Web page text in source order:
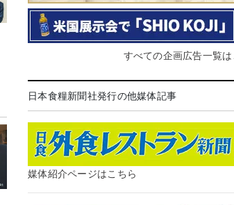
すべての企画広告一覧
日本食糧新聞社発行の他媒体記事
媒体紹介ページはこちら